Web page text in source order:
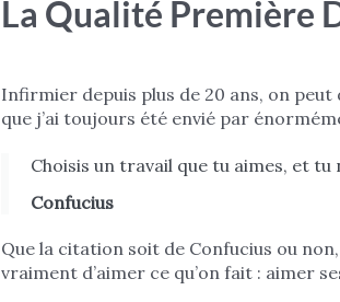
La Qualité Première
Infirmier depuis plus de 20 ans, on
que j’ai toujours été envié par
Choisis un travail que tu aimes, et tu
Confucius
Que la citation soit de Confucius ou
vraiment d’aimer ce qu’on fait : aimer